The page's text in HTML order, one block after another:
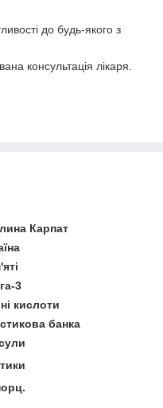
до будь-якого з
консультація лікаря.
Карпат
3
кислоти
банка